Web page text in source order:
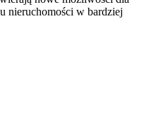
nieruchomości w bardziej